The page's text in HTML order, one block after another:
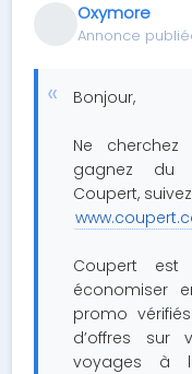
Oxymore
Annonce
Bonjour,
Ne
gagnez du
Coupert,
Coupert
économiser
promo
d’offres sur
voyages à